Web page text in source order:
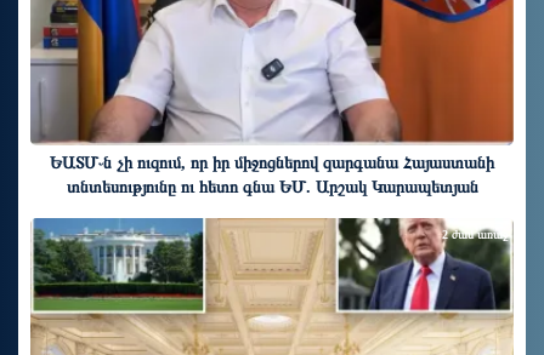
ԵԱՏՄ֊ն չի ուզում, որ իր միջոցներով զարգանա Հայաստանի
տնտեսությունը ու հետո գնա ԵՄ. Արշակ Կարապետյան
2 ժամ առաջ